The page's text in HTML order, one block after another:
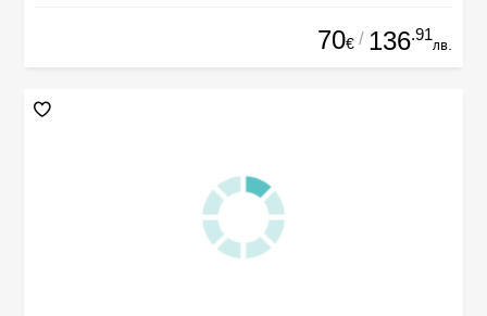
70€ / 136.91
лв.